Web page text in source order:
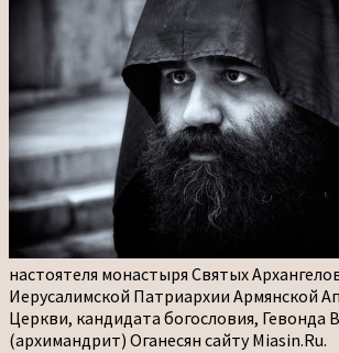
солью
этом
темном
и
безвкусном
мире»
настоятеля монастыря Святых
Иерусалимской Патриархии Армянской
Церкви, кандидата богословия, Гевонда
(архимандрит) Оганесян сайту Miasin.Ru.